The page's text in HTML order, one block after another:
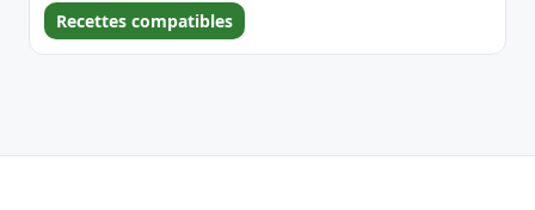
Recettes compatibles